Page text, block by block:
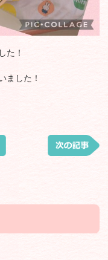
た！
ました！